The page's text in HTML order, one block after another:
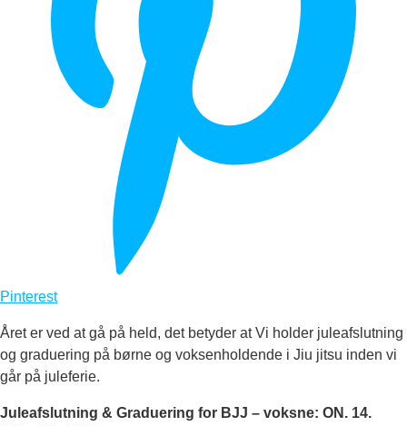
Pinterest
Året er ved at gå på held, det betyder at Vi holder juleafslutning
og graduering på børne og voksenholdende i Jiu jitsu inden vi
går på juleferie.
Juleafslutning & Graduering for BJJ – voksne: ON. 14.